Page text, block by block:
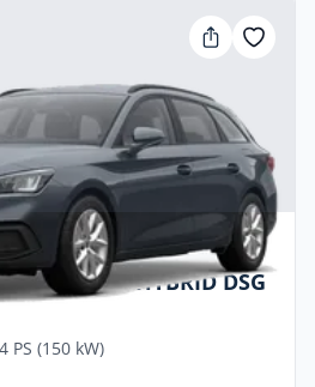
1,5 e-HYBRID DSG
PS (150 kW)